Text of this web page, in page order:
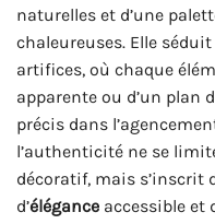
naturelles et d’une
chaleureuses. Elle
artifices, où chaque
apparente ou d’un plan
précis dans
l’authenticité ne se
décoratif, mais s’inscrit
d’élégance accessible et